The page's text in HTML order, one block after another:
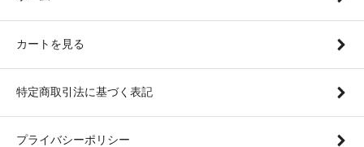
カートを見る
特定商取引法に基づく表記
プライバシーポリシー